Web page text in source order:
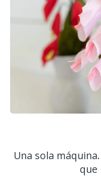
Una sola
que